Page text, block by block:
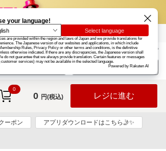
楽天グループ カード
お知らせ ヘルプ
ログイン
0
0 円(税込) レジに進む
ーポン アプリダウンロードはこちら🤳✨